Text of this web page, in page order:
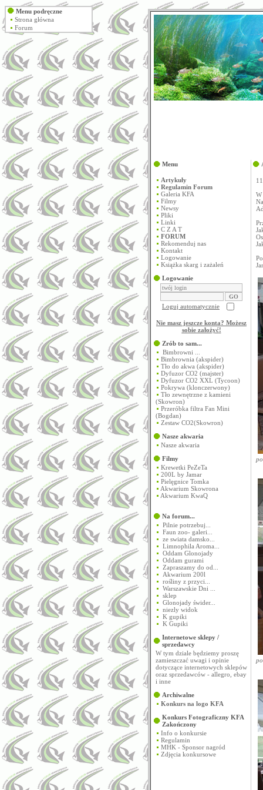
Menu
Artykuły
Regulamin Forum
Galeria KFA
Filmy
Newsy
Pliki
Linki
C Z A T
FORUM
Rekomenduj nas
Kontakt
Logowanie
Książka skarg i zażaleń
Logowanie
Loguj automatycznie
Nie masz jeszcze konta? Możesz
sobie założyć!
Zrób to sam...
Bimbrowni ...
Bimbrownia (akspider)
Tło do akwa (akspider)
Dyfuzor CO2 (majster)
Dyfuzor CO2 XXL (Tycoon)
Pokrywa (klonczerwony)
Tło zewnętrzne z kamieni
(Skowron)
Przeróbka filtra Fan Mini
(Bogdan)
Zestaw CO2(Skowron)
Nasze akwaria
Nasze akwaria
Filmy
Krewetki PeZeTa
200L by Jamar
Pielęgnice Tomka
Akwarium Skowrona
Akwarium KwaQ
Na forum...
Pilnie potrzebuj...
Faun zoo- galeri...
ze swiata damsko...
Limnophila Aroma...
Oddam Glonojady
Oddam gurami
Zapraszamy do od...
Akwarium 200l
rośliny z przyci...
Warszawskie Dni ...
sklep
Glonojady świder...
niezly widok
K gupiki
K Gupiki
Internetowe sklepy /
sprzedawcy
W tym dziale będziemy proszę
zamieszczać uwagi i opinie
dotyczące internetowych sklepów
oraz sprzedawców - allegro, ebay
i inne
Archiwalne
Konkurs na logo KFA
Konkurs Fotograficzny KFA
Zakończony
Info o konkursie
Regulamin
MHK - Sponsor nagród
Zdjęcia konkursowe
W
Menu podręczne
Strona główna
Forum